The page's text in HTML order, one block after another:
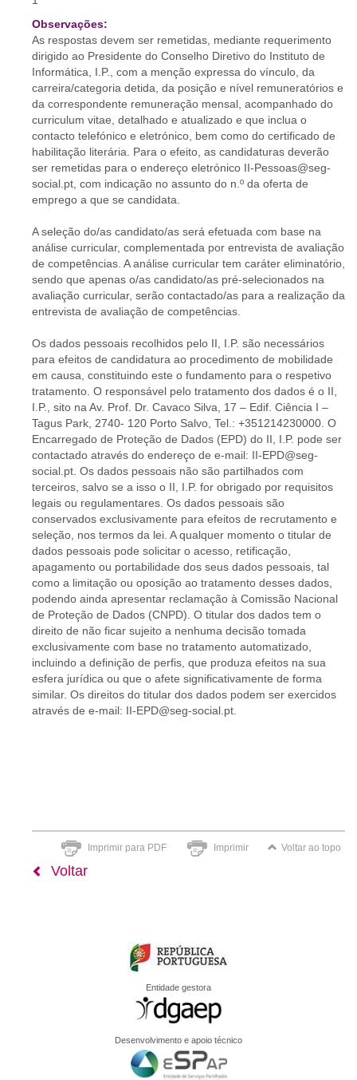
Observações:
As respostas devem ser remetidas, mediante requerimento
dirigido ao Presidente do Conselho Diretivo do Instituto de
Informática, I.P., com a menção expressa do vínculo, da
carreira/categoria detida, da posição e nível remuneratórios e
da correspondente remuneração mensal, acompanhado do
curriculum vitae, detalhado e atualizado e que inclua o
contacto telefónico e eletrónico, bem como do certificado de
habilitação literária. Para o efeito, as candidaturas deverão
ser remetidas para o endereço eletrónico II-Pessoas@seg-
social.pt, com indicação no assunto do n.º da oferta de
emprego a que se candidata.
A seleção do/as candidato/as será efetuada com base na
análise curricular, complementada por entrevista de avaliação
de competências. A análise curricular tem caráter eliminatório,
sendo que apenas o/as candidato/as pré-selecionados na
avaliação curricular, serão contactado/as para a realização da
entrevista de avaliação de competências.
Os dados pessoais recolhidos pelo II, I.P. são necessários
para efeitos de candidatura ao procedimento de mobilidade
em causa, constituindo este o fundamento para o respetivo
tratamento. O responsável pelo tratamento dos dados é o II,
I.P., sito na Av. Prof. Dr. Cavaco Silva, 17 – Edif. Ciência I –
Tagus Park, 2740- 120 Porto Salvo, Tel.: +351214230000. O
Encarregado de Proteção de Dados (EPD) do II, I.P. pode ser
contactado através do endereço de e-mail: II-EPD@seg-
social.pt. Os dados pessoais não são partilhados com
terceiros, salvo se a isso o II, I.P. for obrigado por requisitos
legais ou regulamentares. Os dados pessoais são
conservados exclusivamente para efeitos de recrutamento e
seleção, nos termos da lei. A qualquer momento o titular de
dados pessoais pode solicitar o acesso, retificação,
apagamento ou portabilidade dos seus dados pessoais, tal
como a limitação ou oposição ao tratamento desses dados,
podendo ainda apresentar reclamação à Comissão Nacional
de Proteção de Dados (CNPD). O titular dos dados tem o
direito de não ficar sujeito a nenhuma decisão tomada
exclusivamente com base no tratamento automatizado,
incluindo a definição de perfis, que produza efeitos na sua
esfera jurídica ou que o afete significativamente de forma
similar. Os direitos do titular dos dados podem ser exercidos
através de e-mail: II-EPD@seg-social.pt.
Imprimir para PDF Imprimir Voltar ao topo
Voltar
Entidade gestora
Desenvolvimento e apoio técnico